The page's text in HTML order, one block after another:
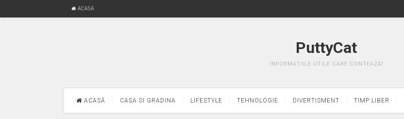
ACASĂ
PuttyCat
INFORMAȚIILE UTILE CARE CONTEAZĂ!
ACASĂ CASA SI GRADINA LIFESTYLE TEHNOLOGIE DIVERTISMENT TIMP LIBER